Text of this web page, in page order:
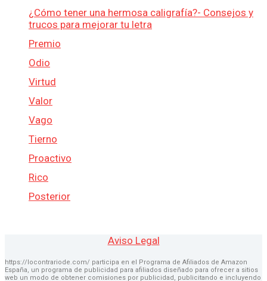
¿Cómo tener una hermosa caligrafía?- Consejos y
trucos para mejorar tu letra
Premio
Odio
Virtud
Valor
Vago
Tierno
Proactivo
Rico
Posterior
Aviso Legal
https://locontrariode.com/ participa en el Programa de Afiliados de Amazon
España, un programa de publicidad para afiliados diseñado para ofrecer a sitios
web un modo de obtener comisiones por publicidad, publicitando e incluyendo